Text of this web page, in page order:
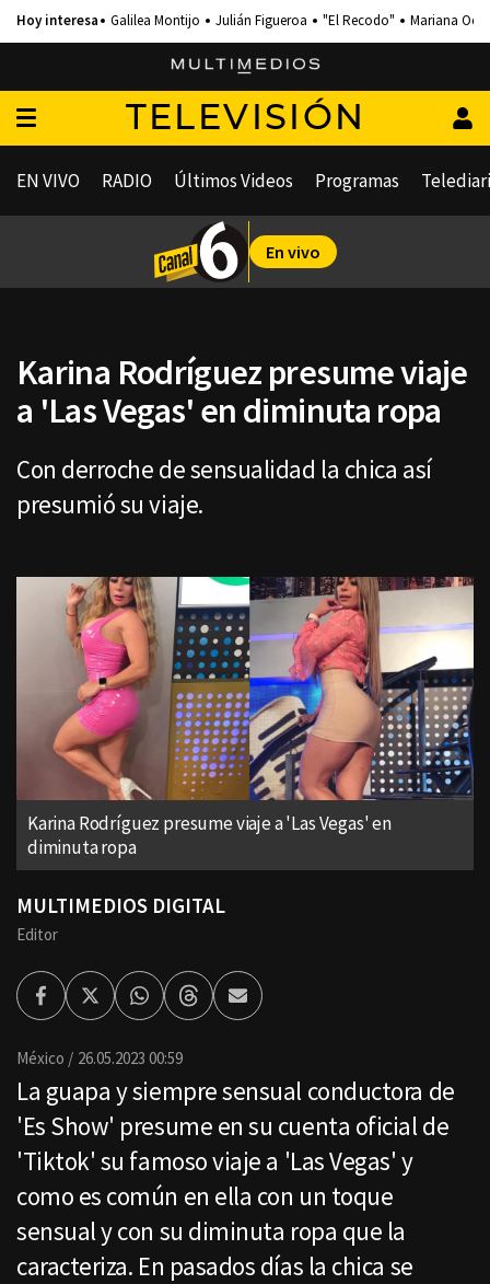
Galilea Montijo Julián Figueroa "El Recodo" Mariana
TELEVISIÓN
EN VIVO RADIO Últimos Videos Programas
En vivo
Karina Rodríguez presume viaje
a 'Las Vegas' en diminuta ropa
Con derroche de sensualidad la chica así
presumió su viaje.
Karina Rodríguez presume viaje a 'Las Vegas' en
diminuta ropa
MULTIMEDIOS DIGITAL
Editor
FacebookTwitterWhatsappThreadsEnviar
por
México 26.05.2023 00:59
La guapa y siempre sensual conductora de
'Es Show' presume en su cuenta oficial de
'Tiktok' su famoso viaje a 'Las Vegas' y
como es común en ella con un toque
sensual y con su diminuta ropa que la
caracteriza. En pasados días la chica se